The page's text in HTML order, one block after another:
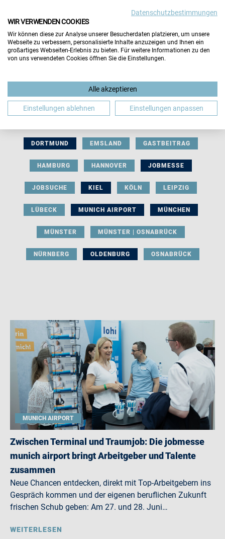
BERUFLICHE ORIENTIERUNG BEWERBUNG
DORTMUND EMSLAND GASTBEITRAG
HAMBURG HANNOVER JOBMESSE
JOBSUCHE KIEL KÖLN LEIPZIG
LÜBECK MUNICH AIRPORT MÜNCHEN
MÜNSTER MÜNSTER | OSNABRÜCK
NÜRNBERG OLDENBURG OSNABRÜCK
MUNICH AIRPORT
Zwischen Terminal und Traumjob: Die jobmesse
munich airport bringt Arbeitgeber und Talente
zusammen
Neue Chancen entdecken, direkt mit Top-Arbeitgebern ins
Gespräch kommen und der eigenen beruflichen Zukunft
frischen Schub geben: Am 27. und 28. Juni…
WEITERLESEN
Datenschutzbestimmungen
WIR VERWENDEN COOKIES
Wir können diese zur Analyse unserer Besucherdaten platzieren, um unsere
Webseite zu verbessern, personalisierte Inhalte anzuzeigen und Ihnen ein
großartiges Webseiten-Erlebnis zu bieten. Für weitere Informationen zu den
von uns verwendeten Cookies öffnen Sie die Einstellungen.
Alle akzeptieren
Einstellungen ablehnen Einstellungen anpassen